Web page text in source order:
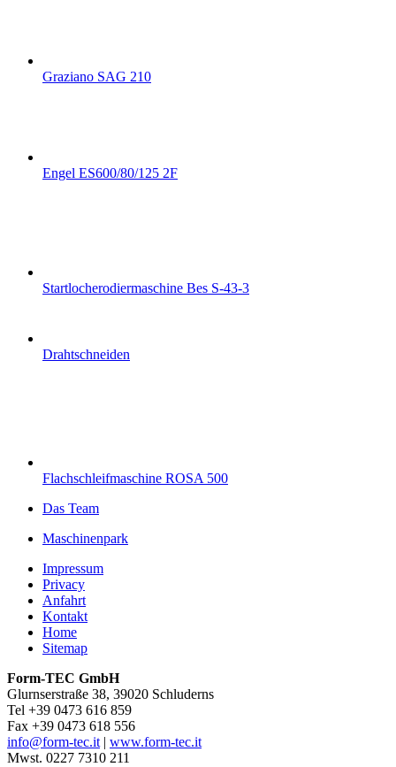
Graziano SAG 210
Engel ES600/80/125 2F
Startlocherodiermaschine Bes S-43-3
Drahtschneiden
Flachschleifmaschine ROSA 500
Das Team
Maschinenpark
Impressum
Privacy
Anfahrt
Kontakt
Home
Sitemap
Form-TEC GmbH
Glurnserstraße 38, 39020 Schluderns
Tel +39 0473 616 859
Fax +39 0473 618 556
info@form-tec.it| www.form-tec.it
Mwst. 0227 7310 211